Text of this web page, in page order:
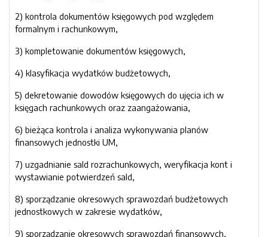
2) kontrola dokumentów księgowych pod względem
formalnym i rachunkowym,
3) kompletowanie dokumentów księgowych,
4) klasyfikacja wydatków budżetowych,
5) dekretowanie dowodów księgowych do ujęcia ich w
księgach rachunkowych oraz zaangażowania,
6) bieżąca kontrola i analiza wykonywania planów
finansowych jednostki UM,
7) uzgadnianie sald rozrachunkowych, weryfikacja kont i
wystawianie potwierdzeń sald,
8) sporządzanie okresowych sprawozdań budżetowych
jednostkowych w zakresie wydatków,
9) sporządzanie okresowych sprawozdań finansowych,